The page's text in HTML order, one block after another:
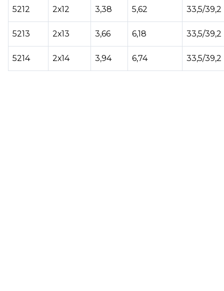
5212 2х12 3,38 5,62 33,5/39,2
5213 2х13 3,66 6,18 33,5/39,2
5214 2х14 3,94 6,74 33,5/39,2